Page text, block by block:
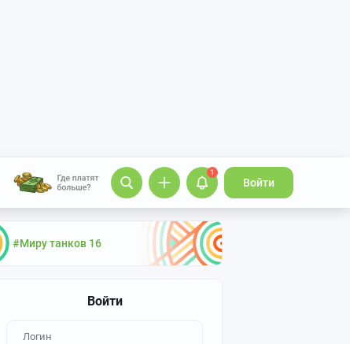
1
Войти
#Миру танков 16
Войти